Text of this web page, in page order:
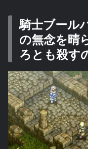
騎士ブール
の無念を晴
ろとも殺す